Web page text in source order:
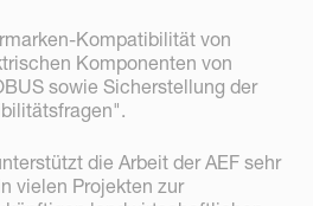
Kompatibilität von
Komponenten von
sowie Sicherstellung der
die Arbeit der AEF sehr
vielen Projekten zur